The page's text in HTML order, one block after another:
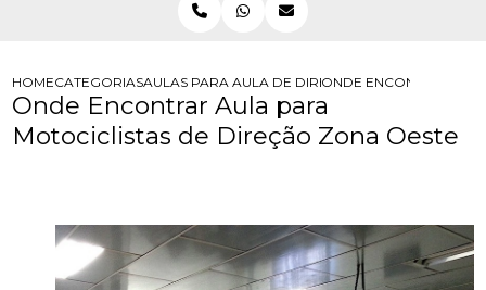
HOMECATEGORIASAULAS PARA MOTOCICLISTAS
AULA DE DIRECAO DEFENSIVA PARA
ONDE ENCONTRAR
Onde Encontrar Aula para
Motociclistas de Direção Zona Oeste